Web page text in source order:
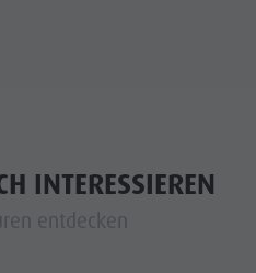
INTERESSIEREN
entdecken